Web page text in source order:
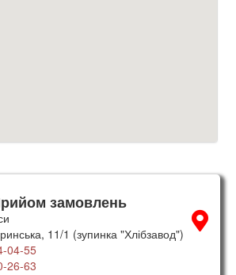
замовлень
11/1 (зупинка "Хлібзавод")
04-55
26-63